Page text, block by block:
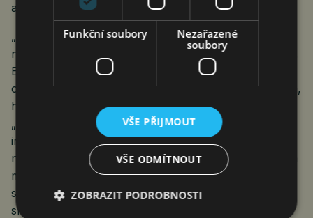
a v Lotyšsku (shodně 0,6 %).
„Máme stále nižší inflaci než v EU. A to i přesto, že
nám rok tvrdili, že máme vysokou inflaci kvůli koruně.
Evidentně to byla lež s politickým
opodstatněním,“komentuje údaje ČSÚ Vladimír Pikora,
hlavní ekonom skupiny Comfort Finance Group.
„Z pohledu centrální banky je klíčové, že jsme na
inflačním cíli. Už není třeba tlačit inflaci níž. Proto je
nutné snížit úrokové sazby. Jenže centrální banka na
můj vkus snižuje úrokové sazby pomalu. Jako důvod
se uvádí strach z oslabení koruny a vyšší ceny
služeb. Podle mě je oboje přeceňované. To, že oslabí
Funkční soubory
Nezařazené
soubory
VŠE PŘIJMOUT
VŠE ODMÍTNOUT
ZOBRAZIT PODROBNOSTI